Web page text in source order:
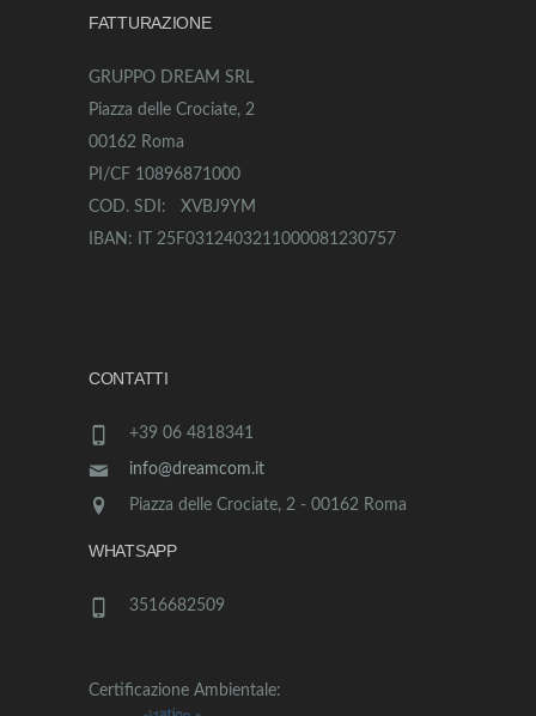
FATTURAZIONE
GRUPPO DREAM SRL
Piazza delle Crociate, 2
00162 Roma
PI/CF 10896871000
COD. SDI: XVBJ9YM
IBAN: IT 25F0312403211000081230757
CONTATTI
+39 06 4818341
info@dreamcom.it
Piazza delle Crociate, 2 - 00162 Roma
WHATSAPP
3516682509
Certificazione Ambientale: